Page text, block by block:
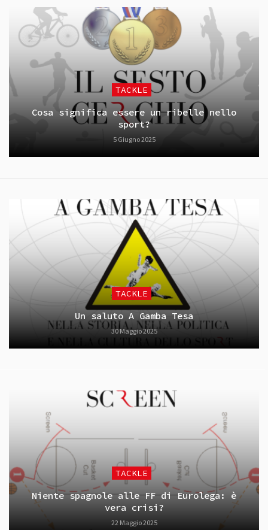
TACKLE
Cosa significa essere un ribelle nello
sport?
5 Giugno 2025
TACKLE
Un saluto A Gamba Tesa
30 Maggio 2025
TACKLE
Niente spagnole alle FF di Eurolega: è
vera crisi?
22 Maggio 2025